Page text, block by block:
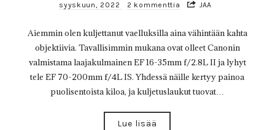
syyskuun, 2022
2 kommenttia JAA
Aiemmin olen kuljettanut vaelluksilla aina vähintään kahta
objektiivia. Tavallisimmin mukana ovat olleet Canonin
valmistama laajakulmainen EF 16-35mm f/2.8L II ja lyhyt
tele EF 70-200mm f/4L IS. Yhdessä näille kertyy painoa
puolisentoista kiloa, ja kuljetuslaukut tuovat…
Lue lisää